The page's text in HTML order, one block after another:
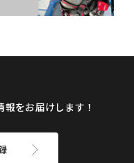
をお届けします！